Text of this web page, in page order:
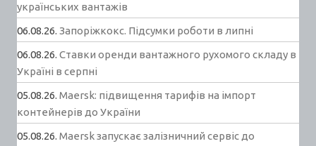
українських вантажів
06.08.26. Запоріжкокс. Підсумки роботи в липні
06.08.26. Ставки оренди вантажного рухомого складу в
Україні в серпні
05.08.26. Maersk: підвищення тарифів на імпорт
контейнерів до України
05.08.26. Maersk запускає залізничний сервіс до